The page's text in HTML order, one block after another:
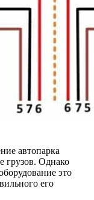
автопарка
грузов. Однако
это
его